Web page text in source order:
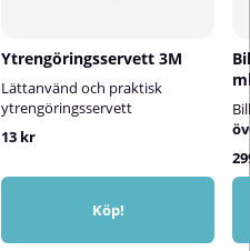
Ytrengöringsservett 3M
Lättanvänd och praktisk
ytrengöringsservett
13 kr
Köp!